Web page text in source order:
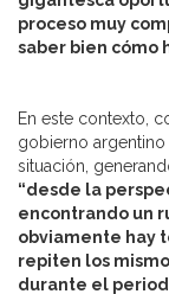
proceso muy
saber bien cómo
En este contexto,
gobierno argentino
situación,
“desde la
encontrando un
obviamente hay
repiten los
durante el